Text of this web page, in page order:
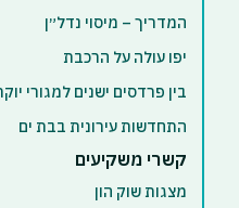
המדריך – מיסוי נדל״ן
יפו עולה על הרכבת
בין פרדסים ישנים למגורי
התחדשות עירונית בבת ים
קשרי משקיעים
מצגות שוק הון